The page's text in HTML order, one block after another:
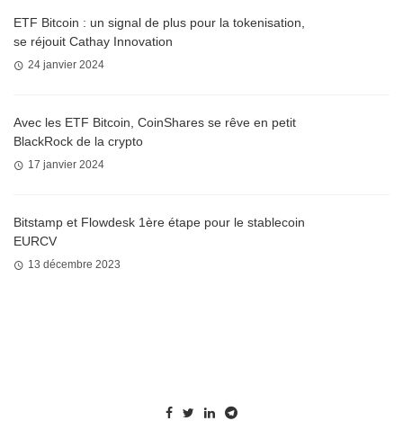
ETF Bitcoin : un signal de plus pour la tokenisation,
se réjouit Cathay Innovation
24 janvier 2024
Avec les ETF Bitcoin, CoinShares se rêve en petit
BlackRock de la crypto
17 janvier 2024
Bitstamp et Flowdesk 1ère étape pour le stablecoin
EURCV
13 décembre 2023